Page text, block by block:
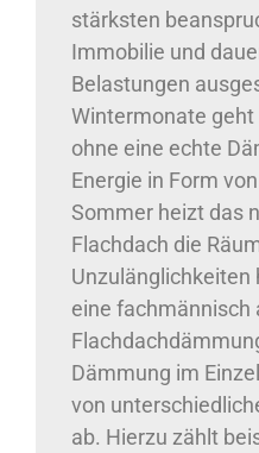
stärksten
Immobilie und
Belastungen
Wintermonate geht
ohne eine echte
Energie in Form
Sommer heizt das
Flachdach die
eine fachmännisch
Dämmung im
von
ab. Hierzu zählt